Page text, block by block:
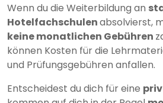
Wenn du die Weiterbildung an
Hotelfachschulenabsolvierst,
keine monatlichen Gebühren
können Kosten für die
und Prüfungsgebühren anfallen.
Entscheidest du dich für eine